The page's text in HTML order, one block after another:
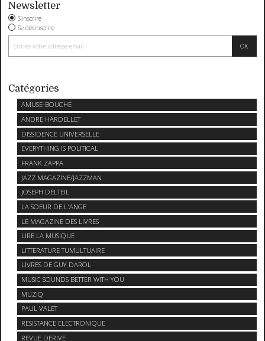
Newsletter
S'inscrire
Se désinscrire
Catégories
AMUSE-BOUCHE
ANDRE HARDELLET
DISSIDENCE UNIVERSELLE
EVERYTHING IS POLITICAL
FRANK ZAPPA
JAZZ MAGAZINE/JAZZMAN
JOSEPH DELTEIL
LA SOEUR DE L'ANGE
LE MAGAZINE DES LIVRES
LIRE LA MUSIQUE
LITTERATURE TUMULTUAIRE
LIVRES DE GUY DAROL
MUSIC SOUNDS BETTER WITH YOU
MUZIQ
PAUL VALET
RESISTANCE ELECTRONIQUE
REVUE DERIVE